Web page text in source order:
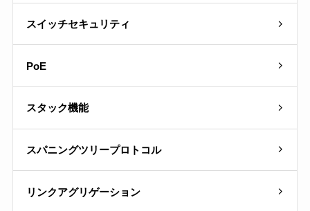
スイッチセキュリティ
PoE
スタック機能
スパニングツリープロトコル
リンクアグリゲーション